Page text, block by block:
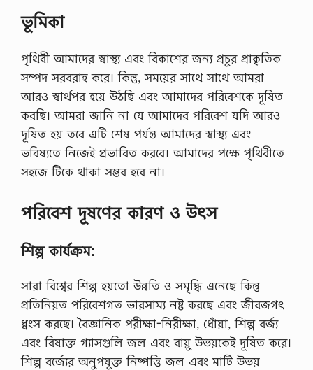
ভূমিকা
পৃথিবী আমাদের স্বাস্থ্য এবং বিকাশের জন্য প্রচুর প্রাকৃতিক
সম্পদ সরবরাহ করে। কিন্তু, সময়ের সাথে সাথে আমরা
আরও স্বার্থপর হয়ে উঠছি এবং আমাদের পরিবেশকে দূষিত
করছি। আমরা জানি না যে আমাদের পরিবেশ যদি আরও
দূষিত হয় তবে এটি শেষ পর্যন্ত আমাদের স্বাস্থ্য এবং
ভবিষ্যতে নিজেই প্রভাবিত করবে। আমাদের পক্ষে পৃথিবীতে
সহজে টিকে থাকা সম্ভব হবে না।
পরিবেশ দূষণের কারণ ও উৎস
শিল্প কার্যক্রম:
সারা বিশ্বের শিল্প হয়তো উন্নতি ও সমৃদ্ধি এনেছে কিন্তু
প্রতিনিয়ত পরিবেশগত ভারসাম্য নষ্ট করছে এবং জীবজগৎ
ধ্বংস করছে। বৈজ্ঞানিক পরীক্ষা-নিরীক্ষা, ধোঁয়া, শিল্প বর্জ্য
এবং বিষাক্ত গ্যাসগুলি জল এবং বায়ু উভয়কেই দূষিত করে।
শিল্প বর্জ্যের অনুপযুক্ত নিষ্পত্তি জল এবং মাটি উভয়